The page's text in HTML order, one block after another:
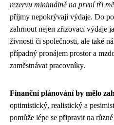
rezervu minimálně na první tři
příjmy nepokrývají výdaje. Do
zahrnout nejen zřizovací výdaje
živnosti či společnosti, ale také
případný pronájem prostor a
zaměstnávat pracovníky.
Finanční plánování by mělo
optimistický, realistický a
pomůže lépe se připravit na